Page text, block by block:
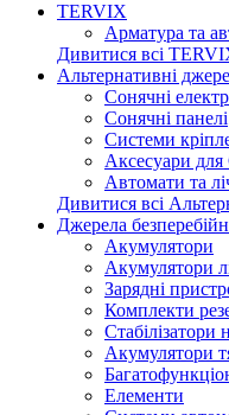
TERVIX
Арматура та
Дивитися всі
Альтернативні
Сонячні
Сонячні панелі
Системи
Аксесуари
Автомати та
Дивитися всі
Джерела
Акумулятори
Акумулятори
Зарядні
Комплекти
Стабілізатори
Акумулятори
Елементи